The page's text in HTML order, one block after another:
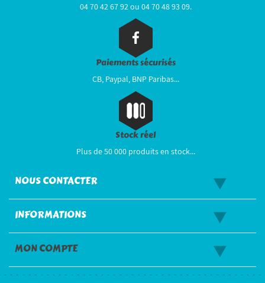
04 70 42 67 92 ou 04 70 48 93 09.
Paiements sécurisés
CB, Paypal, BNP Paribas...
Stock réel
Plus de 50 000 produits en stock...
NOUS CONTACTER
INFORMATIONS
MON COMPTE